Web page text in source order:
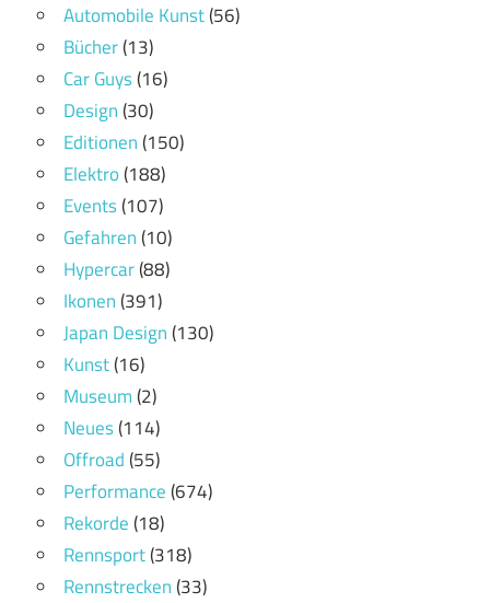
Automobile Kunst(56)
Bücher(13)
Car Guys(16)
Design(30)
Editionen(150)
Elektro(188)
Events(107)
Gefahren(10)
Hypercar(88)
Ikonen(391)
Japan Design(130)
Kunst(16)
Museum(2)
Neues(114)
Offroad(55)
Performance(674)
Rekorde(18)
Rennsport(318)
Rennstrecken(33)